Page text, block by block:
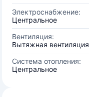
Электроснабжение:
Центральное
Вентиляция:
Вытяжная вентиляция
Система отопления:
Центральное